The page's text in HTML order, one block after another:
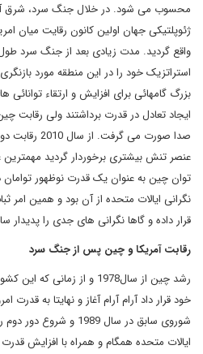
محسوب می شود. در خلال جنگ سرد، شرق
ژئوپلتیکی جهان اولین کانون رقایت میان
واقع گردید. مدت زیادی بعد از جنگ سرد
استراتزیک خود را در این منطقه مورد
بزرگ گامهائی برای افزایش و ارتقاء
ایجاد تعادل در قدرت برداشتند ولی رقابت
صدا صورت می
عنصر تنش بیشتری برخوردار گردید
توان چین به عنوان یک قدرت نوظهور
نگرانی ایالات متحده از آن بود و همین
قرار داده و گاها نگرانی های جدی را پدیدار
رقابت آمریکا و چین پس از جنگ سرد
رشد چین از سال1978 و از زمانی که این
خود قرار داد آرام آرام آغاز و نهایتا به
ایالات متحده همگام و همراه با افزایش